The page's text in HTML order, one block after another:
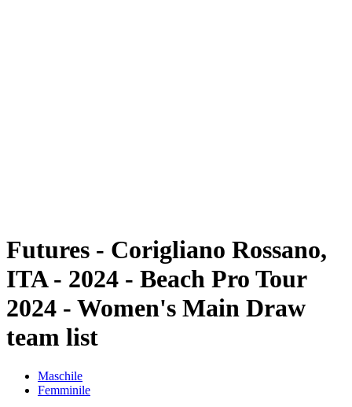
Futures - Corigliano Rossano,
ITA - 2024 - Beach Pro Tour
2024 - Women's Main Draw
team list
Maschile
Femminile